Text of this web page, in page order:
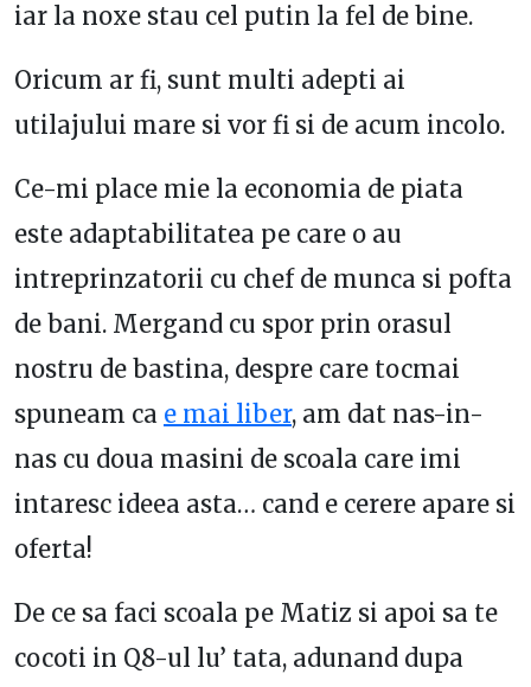
iar la noxe stau cel putin la fel de bine.
Oricum ar fi, sunt multi adepti ai
utilajului mare si vor fi si de acum incolo.
Ce-mi place mie la economia de piata
este adaptabilitatea pe care o au
intreprinzatorii cu chef de munca si pofta
de bani. Mergand cu spor prin orasul
nostru de bastina, despre care tocmai
spuneam ca e mai liber, am dat nas-in-
nas cu doua masini de scoala care imi
intaresc ideea asta… cand e cerere apare si
oferta!
De ce sa faci scoala pe Matiz si apoi sa te
cocoti in Q8-ul lu’ tata, adunand dupa